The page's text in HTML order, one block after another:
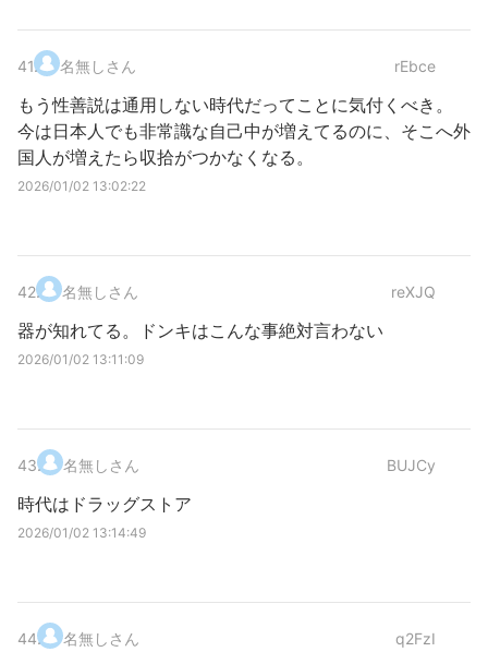
41. 名無しさん rEbce
もう性善説は通用しない時代だってことに気付くべき。
今は日本人でも非常識な自己中が増えてるのに、そこへ外
国人が増えたら収拾がつかなくなる。
2026/01/02 13:02:22
42. 名無しさん reXJQ
器が知れてる。ドンキはこんな事絶対言わない
2026/01/02 13:11:09
43. 名無しさん BUJCy
時代はドラッグストア
2026/01/02 13:14:49
44. 名無しさん q2FzI